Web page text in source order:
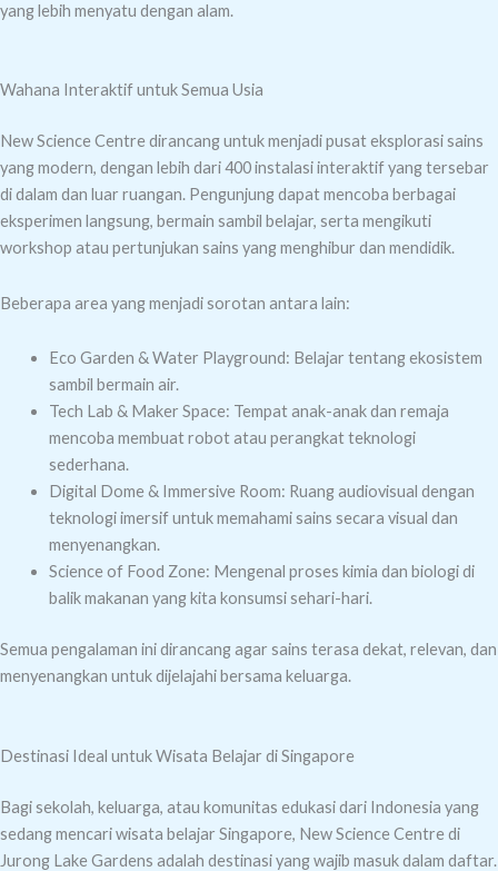
yang lebih menyatu dengan alam.
Wahana Interaktif untuk Semua Usia
New Science Centre dirancang untuk menjadi pusat eksplorasi sains
yang modern, dengan lebih dari 400 instalasi interaktif yang tersebar
di dalam dan luar ruangan. Pengunjung dapat mencoba berbagai
eksperimen langsung, bermain sambil belajar, serta mengikuti
workshop atau pertunjukan sains yang menghibur dan mendidik.
Beberapa area yang menjadi sorotan antara lain:
Eco Garden & Water Playground: Belajar tentang ekosistem
sambil bermain air.
Tech Lab & Maker Space: Tempat anak-anak dan remaja
mencoba membuat robot atau perangkat teknologi
sederhana.
Digital Dome & Immersive Room: Ruang audiovisual dengan
teknologi imersif untuk memahami sains secara visual dan
menyenangkan.
Science of Food Zone: Mengenal proses kimia dan biologi di
balik makanan yang kita konsumsi sehari-hari.
Semua pengalaman ini dirancang agar sains terasa dekat, relevan, dan
menyenangkan untuk dijelajahi bersama keluarga.
Destinasi Ideal untuk Wisata Belajar di Singapore
Bagi sekolah, keluarga, atau komunitas edukasi dari Indonesia yang
sedang mencari wisata belajar Singapore, New Science Centre di
Jurong Lake Gardens adalah destinasi yang wajib masuk dalam daftar.